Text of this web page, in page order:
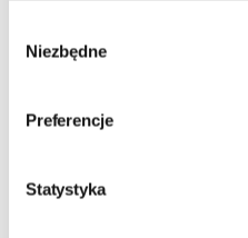
zgody
Niezbędne
Preferencje
Statystyka